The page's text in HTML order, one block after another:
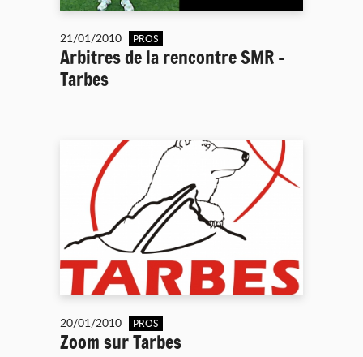
21/01/2010 PROS
Arbitres de la rencontre SMR -
Tarbes
20/01/2010 PROS
Zoom sur Tarbes